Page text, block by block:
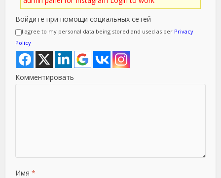
Войдите при помощи социальных сетей
I agree to my personal data being stored and used as per Privacy
Policy
Комментировать
Имя *